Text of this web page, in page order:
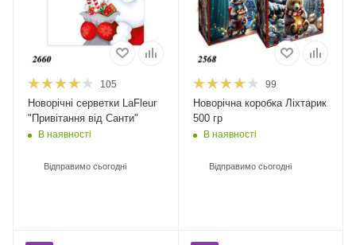
105
Новорічні серветки LaFleur
"Привітання від Санти"
В наявності
Відправимо сьогодні
99
Новорічна коробка Ліхтарик
500 гр
В наявності
Відправимо сьогодні